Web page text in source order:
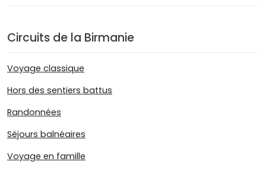
Circuits de la Birmanie
Voyage classique
Hors des sentiers battus
Randonnées
Séjours balnéaires
Voyage en famille